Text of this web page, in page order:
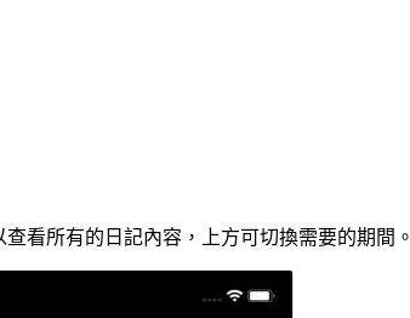
看所有的日記內容，上方可切換需要的期間。